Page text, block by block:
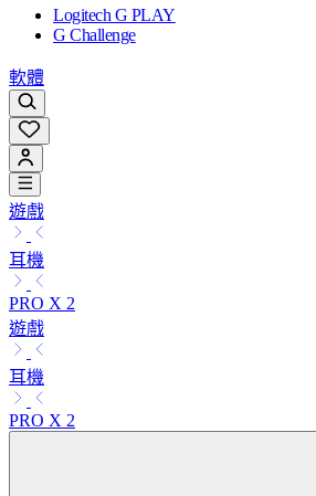
Logitech G PLAY
G Challenge
軟體
遊戲
耳機
PRO X 2
遊戲
耳機
PRO X 2